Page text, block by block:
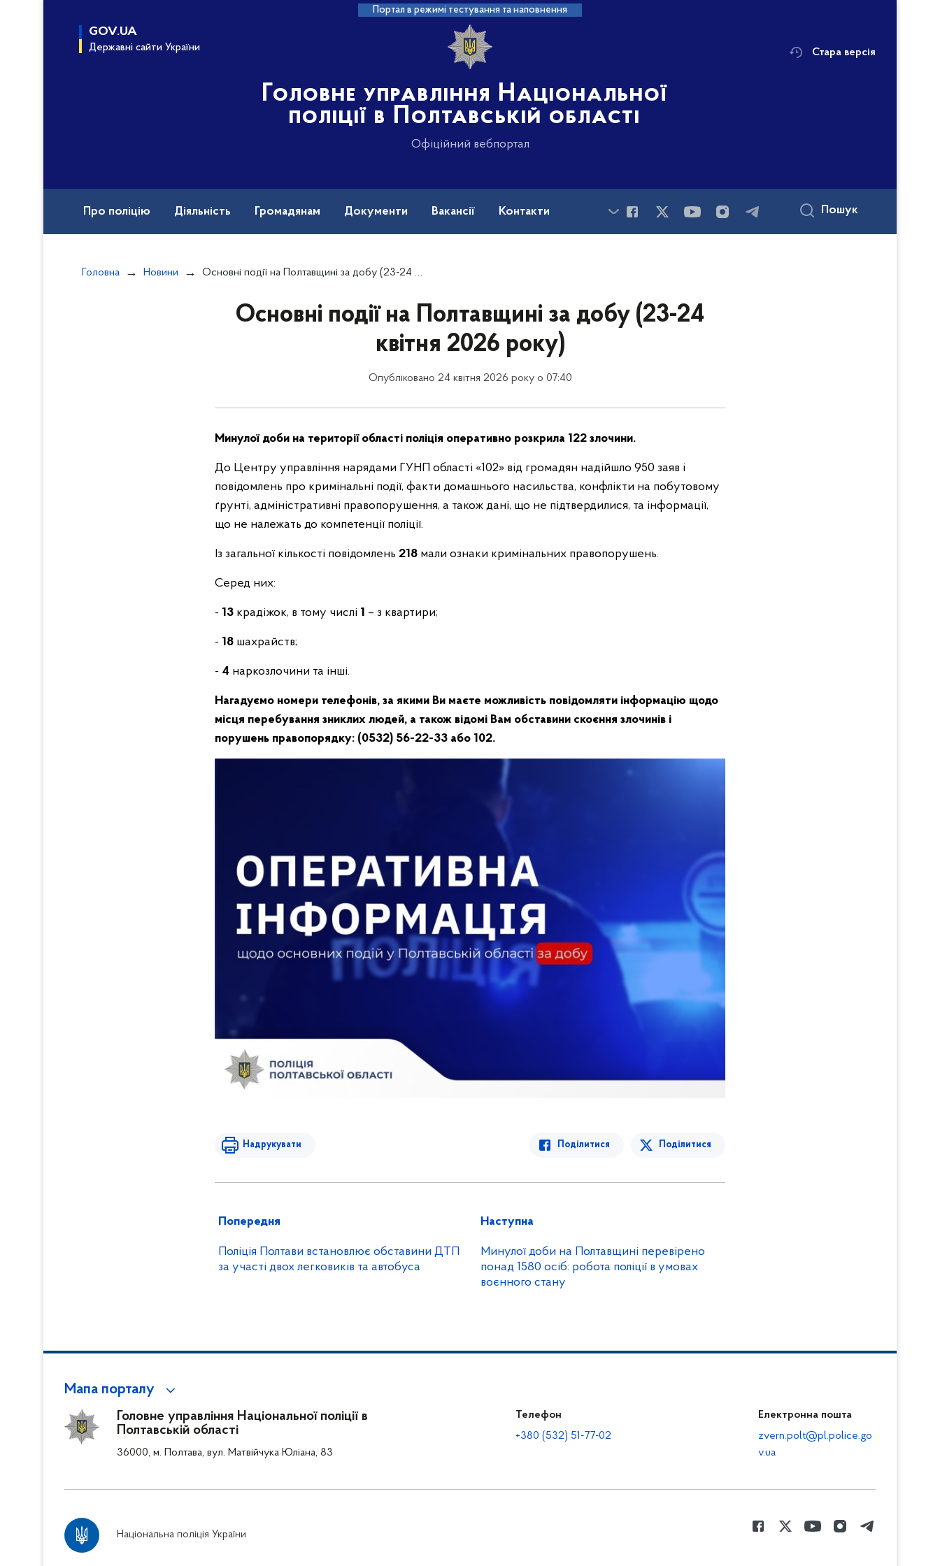
Портал в режимі тестування та наповнення
GOV.UA
Державні сайти України
Головне управління Національної
поліції в Полтавській області
Офіційний вебпортал
Стара версія
Про поліцію Діяльність Громадянам Документи Вакансії Контакти Пошук
Головна Новини Основні події на Полтавщині за добу (23-24 квітня 2026 року)
Основні події на Полтавщині за добу (23-24
квітня 2026 року)
Опубліковано 24 квітня 2026 року о 07:40
Минулої доби на території області поліція оперативно розкрила 122 злочини.
До Центру управління нарядами ГУНП області «102» від громадян надійшло 950 заяв і
повідомлень про кримінальні події, факти домашнього насильства, конфлікти на побутовому
ґрунті, адміністративні правопорушення, а також дані, що не підтвердилися, та інформації,
що не належать до компетенції поліції.
Із загальної кількості повідомлень 218 мали ознаки кримінальних правопорушень.
Серед них:
- 13 крадіжок, в тому числі 1 – з квартири;
- 18 шахрайств;
- 4 наркозлочини та інші.
Нагадуємо номери телефонів, за якими Ви маєте можливість повідомляти інформацію щодо
місця перебування зниклих людей, а також відомі Вам обставини скоєння злочинів і
порушень правопорядку: (0532) 56-22-33 або 102.
Надрукувати Поділитися Поділитися
Попередня
Поліція Полтави встановлює обставини ДТП
за участі двох легковиків та автобуса
Наступна
Минулої доби на Полтавщині перевірено
понад 1580 осіб: робота поліції в умовах
воєнного стану
Мапа порталу
Головне управління Національної поліції в
Полтавській області
36000, м. Полтава, вул. Матвійчука Юліана, 83
Телефон
+380 (532) 51-77-02
Електронна пошта
zvern.polt@pl.police.go
v.ua
Національна поліція України